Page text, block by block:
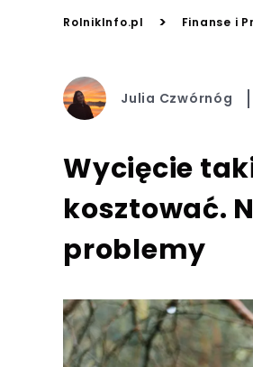
RolnikInfo.pl > Finanse i
Julia Czwórnóg
Wycięcie
kosztować.
problemy